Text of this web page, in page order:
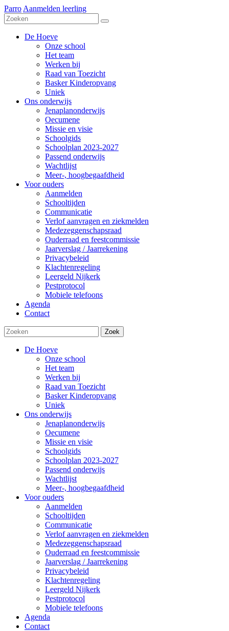
Parro Aanmelden leerling
De Hoeve
Onze school
Het team
Werken bij
Raad van Toezicht
Basker Kinderopvang
Uniek
Ons onderwijs
Jenaplanonderwijs
Oecumene
Missie en visie
Schoolgids
Schoolplan 2023-2027
Passend onderwijs
Wachtlijst
Meer-, hoogbegaafdheid
Voor ouders
Aanmelden
Schooltijden
Communicatie
Verlof aanvragen en ziekmelden
Medezeggenschapsraad
Ouderraad en feestcommissie
Jaarverslag / Jaarrekening
Privacybeleid
Klachtenregeling
Leergeld Nijkerk
Pestprotocol
Mobiele telefoons
Agenda
Contact
Zoek
De Hoeve
Onze school
Het team
Werken bij
Raad van Toezicht
Basker Kinderopvang
Uniek
Ons onderwijs
Jenaplanonderwijs
Oecumene
Missie en visie
Schoolgids
Schoolplan 2023-2027
Passend onderwijs
Wachtlijst
Meer-, hoogbegaafdheid
Voor ouders
Aanmelden
Schooltijden
Communicatie
Verlof aanvragen en ziekmelden
Medezeggenschapsraad
Ouderraad en feestcommissie
Jaarverslag / Jaarrekening
Privacybeleid
Klachtenregeling
Leergeld Nijkerk
Pestprotocol
Mobiele telefoons
Agenda
Contact